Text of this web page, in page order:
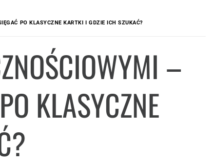
PO KLASYCZNE KARTKI I GDZIE ICH SZUKAĆ?
–
KLASYCZNE